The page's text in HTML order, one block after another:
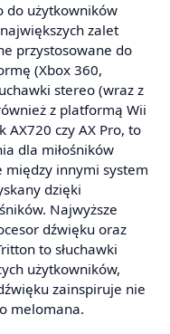
do użytkowników
zalet
przystosowane do
(Xbox 360,
stereo (wraz z
z platformą Wii
AX720 czy AX Pro, to
dla miłośników
między innymi system
dzięki
Najwyższe
dźwięku oraz
to słuchawki
użytkowników,
zainspiruje nie
melomana.